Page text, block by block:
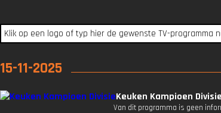
15-11-2025
Keuken Kampioen
Van dit programma is geen